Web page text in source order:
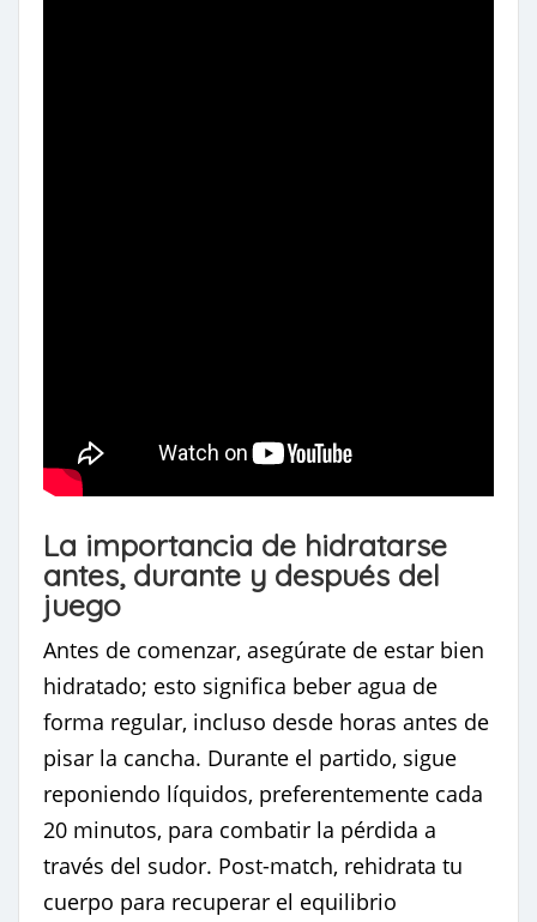
La importancia de hidratarse
antes, durante y después del
juego
Antes de comenzar, asegúrate de estar bien
hidratado; esto significa beber agua de
forma regular, incluso desde horas antes de
pisar la cancha. Durante el partido, sigue
reponiendo líquidos, preferentemente cada
20 minutos, para combatir la pérdida a
través del sudor. Post-match, rehidrata tu
cuerpo para recuperar el equilibrio